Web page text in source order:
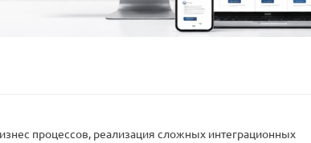
процессов, реализация сложных интеграционных